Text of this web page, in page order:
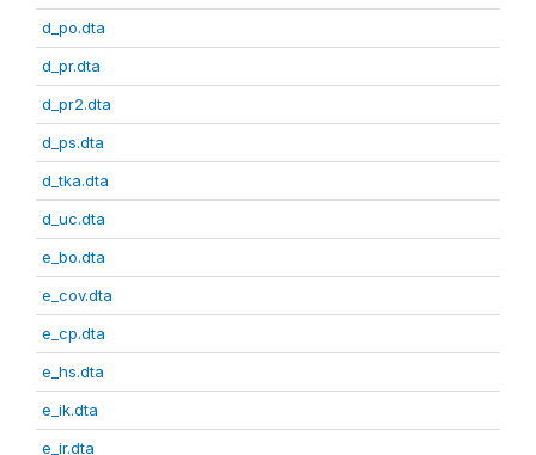
d_po.dta
d_pr.dta
d_pr2.dta
d_ps.dta
d_tka.dta
d_uc.dta
e_bo.dta
e_cov.dta
e_cp.dta
e_hs.dta
e_ik.dta
e_ir.dta